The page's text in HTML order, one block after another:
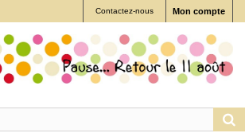
Mon compte
Contactez-nous